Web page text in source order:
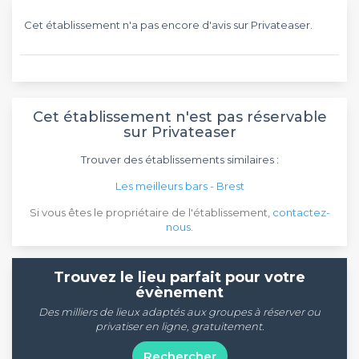
Cet établissement n'a pas encore d'avis sur Privateaser.
Cet établissement n'est pas réservable
sur Privateaser
Trouver des établissements similaires :
Les meilleurs bars - Brest
Si vous êtes le propriétaire de l'établissement, contactez-
nous
Trouvez le lieu parfait pour votre
évènement
Des milliers de lieux adaptés aux groupes à réserver ou
privatiser en ligne, gratuitement.